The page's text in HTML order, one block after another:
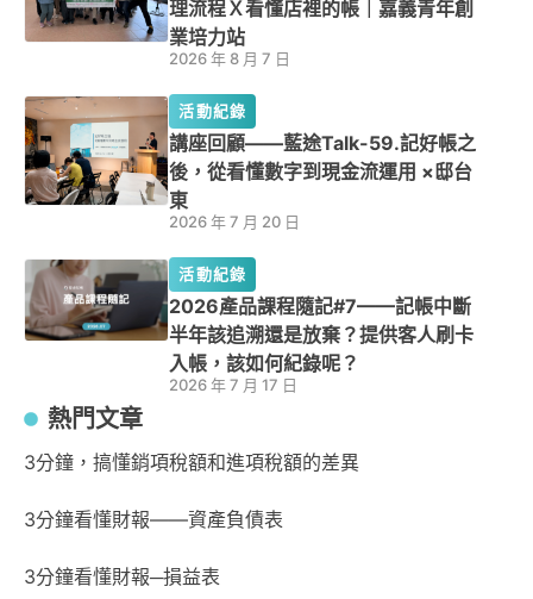
理流程Ｘ看懂店裡的帳｜嘉義青年創
業培力站
2026 年 8 月 7 日
活動紀錄
講座回顧——藍途Talk-59.記好帳之
後，從看懂數字到現金流運用 ×邸台
東
2026 年 7 月 20 日
活動紀錄
2026產品課程隨記#7——記帳中斷
半年該追溯還是放棄？提供客人刷卡
入帳，該如何紀錄呢？
2026 年 7 月 17 日
熱門文章
3分鐘，搞懂銷項稅額和進項稅額的差異
3分鐘看懂財報——資產負債表
3分鐘看懂財報─損益表